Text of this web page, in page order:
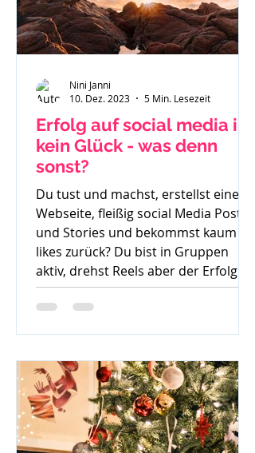
Erfolg auf social media ist
kein Glück - was denn
sonst?
Du tust und machst, erstellst eine
Webseite, fleißig social Media Posts
und Stories und bekommst kaum
likes zurück? Du bist in Gruppen
aktiv, drehst Reels aber der Erfolg
bleibt aus. So langsam weißt du
nicht mehr weiter. Was denn noch
besonders überzeugt von einem
geschriebenen Beitrag bist - läuft
dieser gar nicht. Du weißt in dir drin
- ich kann richtig was, ich habe eine
Botschaft aber scheinbar hört sie
Nini Janni
10. Dez. 2023
5 Min. Lesezeit